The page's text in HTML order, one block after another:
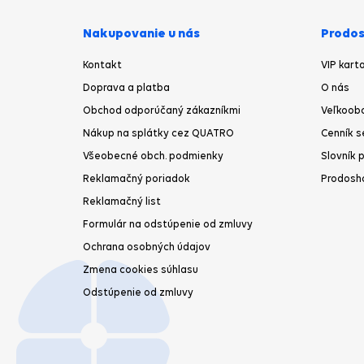
Nakupovanie u nás
Kontakt
Doprava a platba
Obchod odporúčaný zákazníkmi
Nákup na splátky cez QUATRO
Všeobecné obch. podmienky
Reklamačný poriadok
Reklamačný list
Formulár na odstúpenie od zmluvy
Ochrana osobných údajov
Zmena cookies súhlasu
Odstúpenie od zmluvy
VIP karta
O nás
Cenník
Slovník